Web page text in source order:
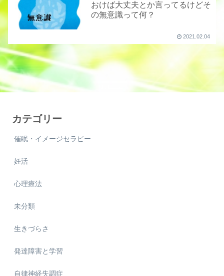
おけば大丈夫とか言ってるけどそ
の無意識って何？
2021.02.04
カテゴリー
催眠・イメージセラピー
妊活
心理療法
未分類
生きづらさ
発達障害と学習
自律神経失調症